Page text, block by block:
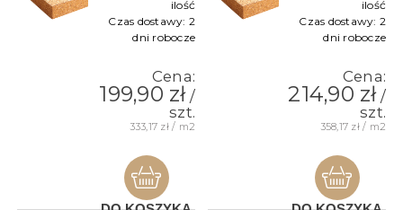
ilość
Czas dostawy: 2
dni robocze
Cena:
199,90 zł/
szt.
333,17 zł / m2
ilość
Czas dostawy: 2
dni robocze
Cena:
214,90 zł/
szt.
358,17 zł / m2